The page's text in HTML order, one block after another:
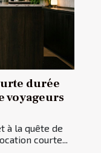
durée
voyageurs
à la quête de
courte...